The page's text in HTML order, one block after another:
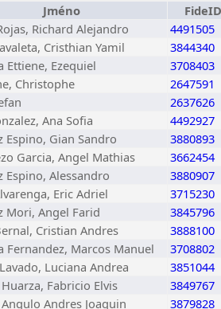
Jméno
FideID
Richard Alejandro
4491505
Cristhian Yamil
3844340
Ettiene, Ezequiel
3708403
Christophe
2647591
2637626
Ana Sofia
4492927
Espino, Gian Sandro
3880893
Garcia, Angel Mathias
3662454
Espino, Alessandro
3880907
Eric Adriel
3715230
Mori, Angel Farid
3845796
Cristian Andres
3888100
Fernandez, Marcos Manuel
3708802
Luciana Andrea
3851044
Fabricio Elvis
3849767
Andres Joaquin
3879828